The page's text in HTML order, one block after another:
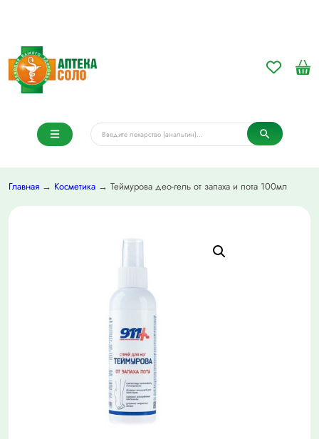
Главная → Косметика → Теймурова део-гель от запаха и пота 100мл